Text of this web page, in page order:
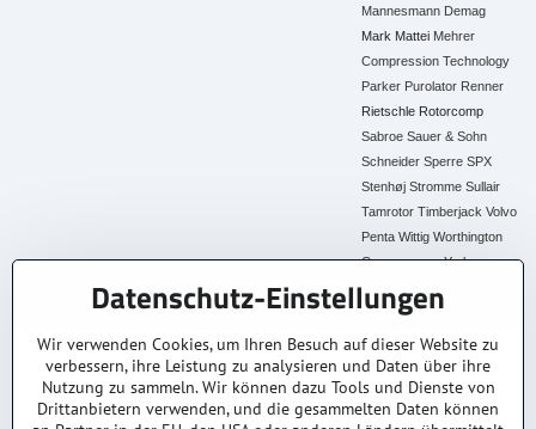
Mannesmann Demag
Mark Mattei Mehrer
Compression Technology
Parker Purolator Renner
Rietschle Rotorcomp
Sabroe Sauer & Sohn
Schneider Sperre SPX
Stenhøj Stromme Sullair
Tamrotor Timberjack Volvo
Penta Wittig Worthington
Creyssensac York
Alle Ersatzteile
30+ Jahre Erfahrung
Branchenexperten
Lagerware
Schneller Versand AT &
DE
Original & Kompatibel
Ersatzteile aller Marken
Datenschutz-Einstellungen
Wir verwenden Cookies, um Ihren Besuch auf dieser Website zu
verbessern, ihre Leistung zu analysieren und Daten über ihre
Nutzung zu sammeln. Wir können dazu Tools und Dienste von
Drittanbietern verwenden, und die gesammelten Daten können